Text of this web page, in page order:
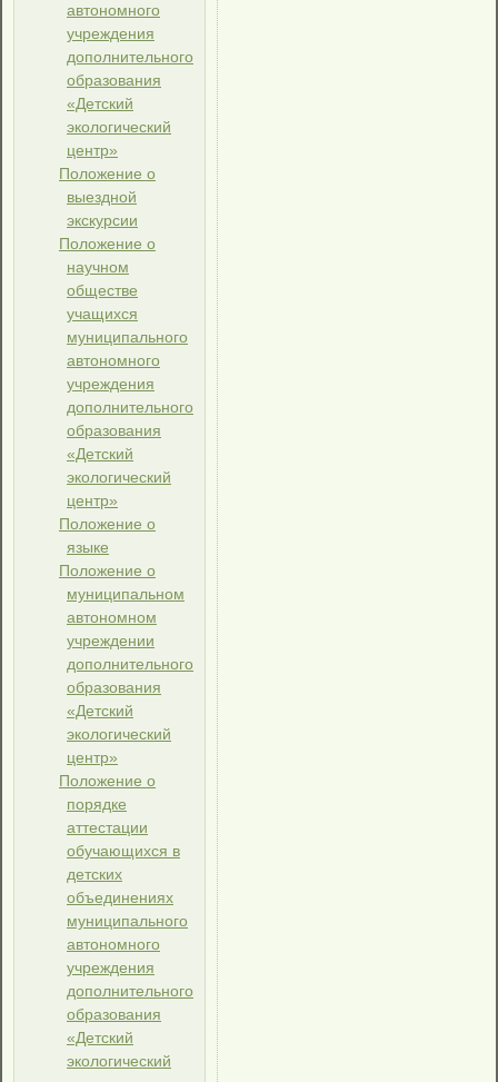
автономного
учреждения
дополнительного
образования
«Детский
экологический
центр»
Положение о
выездной
экскурсии
Положение о
научном
обществе
учащихся
муниципального
автономного
учреждения
дополнительного
образования
«Детский
экологический
центр»
Положение о
языке
Положение о
муниципальном
автономном
учреждении
дополнительного
образования
«Детский
экологический
центр»
Положение о
порядке
аттестации
обучающихся в
детских
объединениях
муниципального
автономного
учреждения
дополнительного
образования
«Детский
экологический